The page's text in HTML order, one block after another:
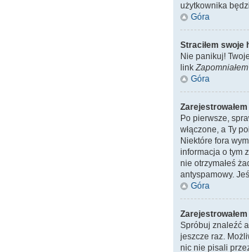
użytkownika
Góra
Straciłem swoje
Nie panikuj!
link
Góra
Po pierwsze,
włączone, a Ty
Niektóre fora
informacja o tym
nie otrzymałeś
antyspamowy.
Góra
Spróbuj znaleźć
jeszcze raz.
nic nie pisali